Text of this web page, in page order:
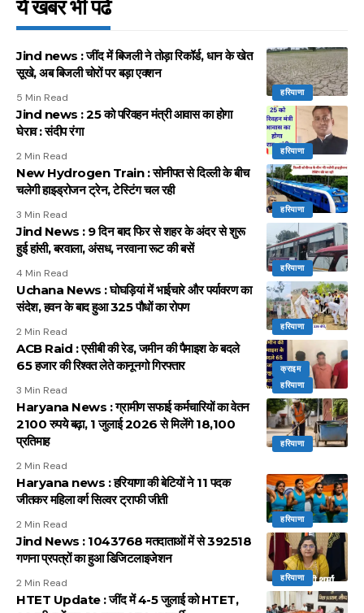
ये खबर भी पढें
हरियाणा
Jind news : जींद में बिजली ने तोड़ा रिकॉर्ड, धान के खेत
सूखे, अब बिजली चोरों पर बड़ा एक्शन
5 Min Read
हरियाणा
Jind news : 25 को परिवहन मंत्री आवास का होगा
घेराव : संदीप रंगा
2 Min Read
हरियाणा
New Hydrogen Train : सोनीपत से दिल्ली के बीच
चलेगी हाइड्रोजन ट्रेन, टेस्टिंग चल रही
3 Min Read
हरियाणा
Jind News : 9 दिन बाद फिर से शहर के अंदर से शुरू
हुई हांसी, बरवाला, अंसध, नरवाना रूट की बसें
4 Min Read
हरियाणा
Uchana News : घोघड़ियां में भाईचारे और पर्यावरण का
संदेश, हवन के बाद हुआ 325 पौधों का रोपण
2 Min Read
क्राइम
हरियाणा
ACB Raid : एसीबी की रेड, जमीन की पैमाइश के बदले
65 हजार की रिश्वत लेते कानूनगो गिरफ्तार
3 Min Read
हरियाणा
Haryana News : ग्रामीण सफाई कर्मचारियों का वेतन
2100 रुपये बढ़ा, 1 जुलाई 2026 से मिलेंगे 18,100
प्रतिमाह
2 Min Read
हरियाणा
Haryana news : हरियाणा की बेटियों ने 11 पदक
जीतकर महिला वर्ग सिल्वर ट्राफी जीती
2 Min Read
हरियाणा
Jind News : 1043768 मतदाताओं में से 392518
गणना प्रपत्रों का हुआ डिजिटलाइजेशन
2 Min Read
HTET Update : जींद में 4-5 जुलाई को HTET,